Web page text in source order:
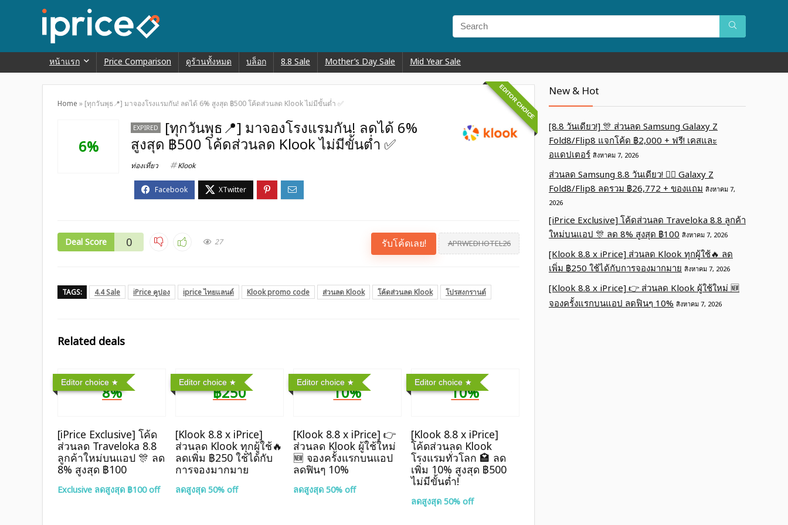
หน้าแรก Price Comparison ดูร้านทั้งหมด บล็อก 8.8 Sale Mother’s Day Sale Mid Year Sale
Home » [ทุกวันพุธ📍] มาจองโรงแรมกัน! ลดได้ 6% สูงสุด ฿500 โค้ดส่วนลด Klook ไม่มีขั้นต่ำ ✅ EDITOR CHOICE
6%
EXPIRED
[ทุกวันพุธ📍] มาจองโรงแรมกัน! ลดได้ 6%
สูงสุด ฿500 โค้ดส่วนลด Klook ไม่มีขั้นต่ำ ✅
ท่องเที่ยว Klook
Deal Score 0 27 รับโค้ดเลย! APRWEDHOTEL26
TAGS: 4.4 Sale iPrice คูปอง iprice ไทยแลนด์ Klook promo code ส่วนลด Klook โค้ดส่วนลด Klook โปรสงกรานต์
Related deals
Editor choice
8%
[iPrice Exclusive] โค้ด
ส่วนลด Traveloka 8.8
ลูกค้าใหม่บนแอป 🎊 ลด
8% สูงสุด​ ฿100
Exclusive ลดสูงสุด ฿100 off
Editor choice
฿250
[Klook 8.8 x iPrice]
ส่วนลด Klook ทุกผู้ใช้🔥
ลดเพิ่ม ฿250 ใช้ได้กับ
การจองมากมาย
ลดสูงสุด 50% off
Editor choice
10%
[Klook 8.8 x iPrice] 👉
ส่วนลด Klook ผู้ใช้ใหม่
🆕 จองครั้งแรกบนแอป
ลดฟินๆ 10%
ลดสูงสุด 50% off
Editor choice
10%
[Klook 8.8 x iPrice]
โค้ดส่วนลด Klook
โรงแรมทั่วโลก 🏩 ลด
เพิ่ม 10% สูงสุด ฿500
ไม่มีขั้นต่ำ!
ลดสูงสุด 50% off
New & Hot
[8.8 วันเดียว!] 🎊 ส่วนลด Samsung Galaxy Z
Fold8/Flip8 แจกโค้ด ฿2,000 + ฟรี! เคสและ
อแดปเตอร์ สิงหาคม 7, 2026
ส่วนลด Samsung 8.8 วันเดียว! ❤️‍🔥 Galaxy Z
Fold8/Flip8 ลดรวม ฿26,772 + ของแถม สิงหาคม 7,
2026
[iPrice Exclusive] โค้ดส่วนลด Traveloka 8.8 ลูกค้า
ใหม่บนแอป 🎊 ลด 8% สูงสุด​ ฿100 สิงหาคม 7, 2026
[Klook 8.8 x iPrice] ส่วนลด Klook ทุกผู้ใช้🔥 ลด
เพิ่ม ฿250 ใช้ได้กับการจองมากมาย สิงหาคม 7, 2026
[Klook 8.8 x iPrice] 👉 ส่วนลด Klook ผู้ใช้ใหม่ 🆕
จองครั้งแรกบนแอป ลดฟินๆ 10% สิงหาคม 7, 2026